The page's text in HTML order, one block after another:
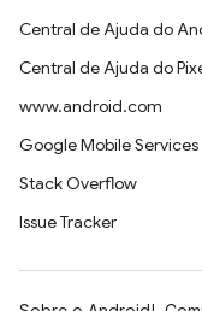
Central de Ajuda do
Central de Ajuda do
www.android.com
Google Mobile Services
Stack Overflow
Issue Tracker